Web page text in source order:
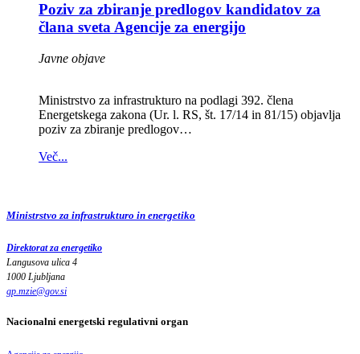
Poziv za zbiranje predlogov kandidatov za
člana sveta Agencije za energijo
Javne objave
Ministrstvo za infrastrukturo na podlagi 392. člena
Energetskega zakona (Ur. l. RS, št. 17/14 in 81/15) objavlja
poziv za zbiranje predlogov…
Več...
Ministrstvo za infrastrukturo in energetiko
Direktorat za energetiko
Langusova ulica 4
1000 Ljubljana
gp.mzie@gov.si
Nacionalni energetski regulativni organ